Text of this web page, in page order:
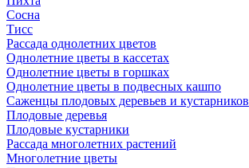
Сосна
Тисc
Рассада однолетних цветов
Однолетние цветы в кассетах
Однолетние цветы в горшках
Однолетние цветы в подвесных кашпо
Саженцы плодовых деревьев и кустарников
Плодовые деревья
Плодовые кустарники
Рассада многолетних растений
Многолетние цветы